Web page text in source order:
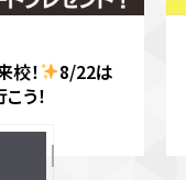
！
8/22は
う！